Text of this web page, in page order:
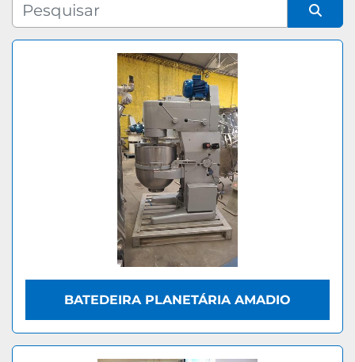
Fabricante
Organizar por
BATEDEIRA PLANETÁRIA AMADIO